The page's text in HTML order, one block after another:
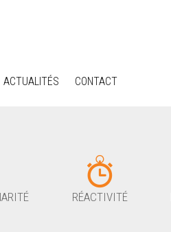
ACTUALITÉS CONTACT
RÉACTIVITÉ